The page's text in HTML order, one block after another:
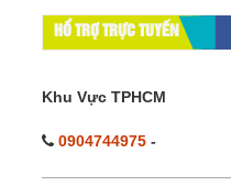
HỔ TRỢ TRỰC TUYẾN
Khu Vực TPHCM
0904744975 -